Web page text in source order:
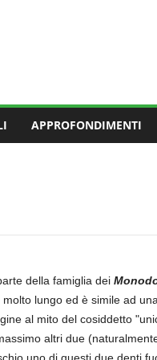
APPROFONDIMENTI
della famiglia dei
lungo ed è simile ad
al mito del cosiddetto
altri due